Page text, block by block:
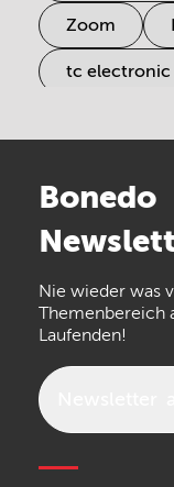
Zoom
tc electronic
Arturia
the t.bone
Walrus Audio
Bonedo
Nie wieder was
Themenbereich
Laufenden!